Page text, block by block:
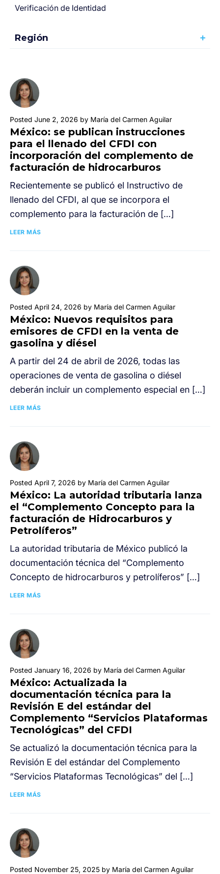
Verificación de Identidad
Región
Posted June 2, 2026 by María del Carmen Aguilar
México: se publican instrucciones
para el llenado del CFDI con
incorporación del complemento de
facturación de hidrocarburos
Recientemente se publicó el Instructivo de
llenado del CFDI, al que se incorpora el
complemento para la facturación de […]
LEER MÁS
Posted April 24, 2026 by María del Carmen Aguilar
México: Nuevos requisitos para
emisores de CFDI en la venta de
gasolina y diésel
A partir del 24 de abril de 2026, todas las
operaciones de venta de gasolina o diésel
deberán incluir un complemento especial en […]
LEER MÁS
Posted April 7, 2026 by María del Carmen Aguilar
México: La autoridad tributaria lanza
el “Complemento Concepto para la
facturación de Hidrocarburos y
Petrolíferos”
La autoridad tributaria de México publicó la
documentación técnica del “Complemento
Concepto de hidrocarburos y petrolíferos” […]
LEER MÁS
Posted January 16, 2026 by María del Carmen Aguilar
México: Actualizada la
documentación técnica para la
Revisión E del estándar del
Complemento “Servicios Plataformas
Tecnológicas” del CFDI
Se actualizó la documentación técnica para la
Revisión E del estándar del Complemento
“Servicios Plataformas Tecnológicas” del […]
LEER MÁS
Posted November 25, 2025 by María del Carmen Aguilar